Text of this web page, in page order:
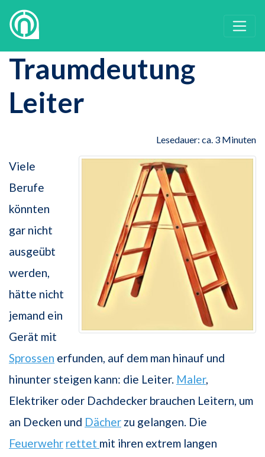
Traumdeutung
Leiter
Lesedauer: ca. 3 Minuten
Viele
Berufe
könnten
gar nicht
ausgeübt
werden,
hätte nicht
jemand ein
Gerät mit
Sprossen erfunden, auf dem man hinauf und
hinunter steigen kann: die Leiter. Maler,
Elektriker oder Dachdecker brauchen Leitern, um
an Decken und Dächer zu gelangen. Die
Feuerwehr rettet mit ihren extrem langen